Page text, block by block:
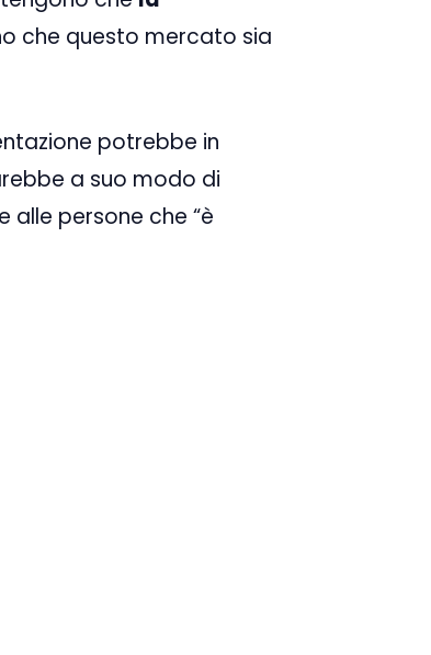
che questo mercato sia
potrebbe in
a suo modo di
persone che “è